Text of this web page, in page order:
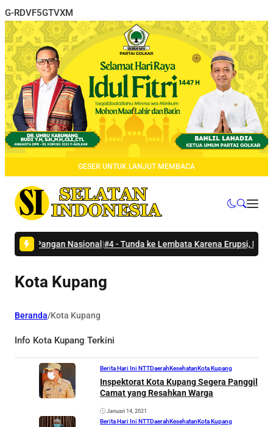
G-RDVF5GTVXM
GESER UNTUK LANJUT MEMBACA
Pangan Nasional|#4 -Tunda ke Lembata Karena Erupsi, Menteri
Kota Kupang
Beranda/Kota Kupang
Info Kota Kupang Terkini
Berita Hari Ini NTTDaerahKesehatanKota Kupang
Inspektorat Kota Kupang Segera Panggil
Camat yang Resahkan Warga
Januari 14, 2021
Berita Hari Ini NTTDaerahKesehatanKota Kupang